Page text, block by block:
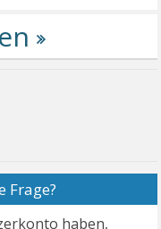
Frage?
haben,